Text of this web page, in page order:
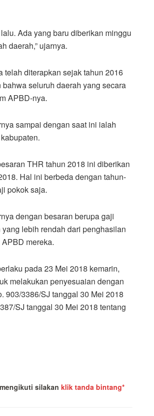
Ada yang baru diberikan minggu
daerah,” ujarnya.
telah diterapkan sejak tahun 2016
seluruh daerah yang secara
APBD-nya.
sampai dengan saat ini ialah
THR tahun 2018 ini diberikan
Hal ini berbeda dengan tahun-
pokok saja.
dengan besaran berupa gaji
lebih rendah dari penghasilan
mereka.
pada 23 Mei 2018 kemarin,
melakukan penyesuaian dengan
903/3386/SJ tanggal 30 Mei 2018
SJ tanggal 30 Mei 2018 tentang
silakan klik tanda bintang*